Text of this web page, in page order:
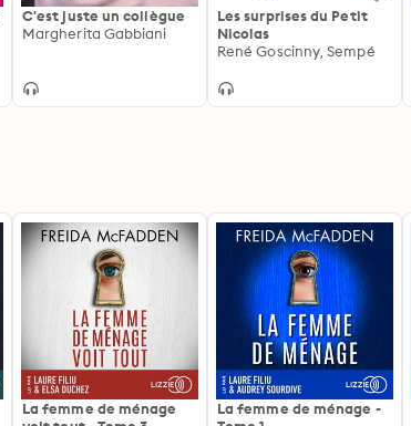
C'est juste un collègue
Margherita Gabbiani
Les surprises du Petit
Nicolas
René Goscinny, Sempé
La femme de ménage
La femme de ménage -